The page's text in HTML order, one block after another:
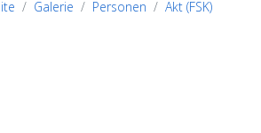
Galerie Personen
Akt (FSK)